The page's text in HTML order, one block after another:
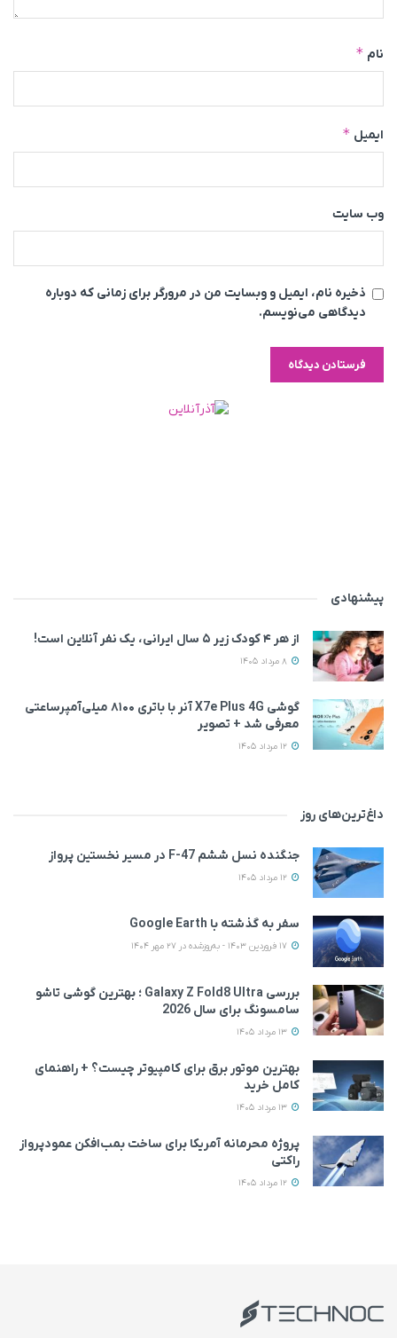
نام *
ایمیل *
وب‌ سایت
ذخیره نام، ایمیل و وبسایت من در مرورگر برای زمانی که دوباره
دیدگاهی می‌نویسم.
پیشنهادی
از هر ۴ کودک زیر ۵ سال ایرانی، یک نفر آنلاین است!
گوشی X7e Plus 4G آنر با باتری ۸۱۰۰ میلی‌آمپرساعتی
معرفی شد + تصویر
داغ‌ترین‌های روز
جنگنده نسل ششم F-47 در مسیر نخستین پرواز
سفر به گذشته با Google Earth
بررسی Galaxy Z Fold8 Ultra ؛ بهترین گوشی تاشو
سامسونگ برای سال 2026
بهترین موتور برق برای کامپیوتر چیست؟ + راهنمای
کامل خرید
پروژه محرمانه آمریکا برای ساخت بمب‌افکن عمودپرواز
راکتی